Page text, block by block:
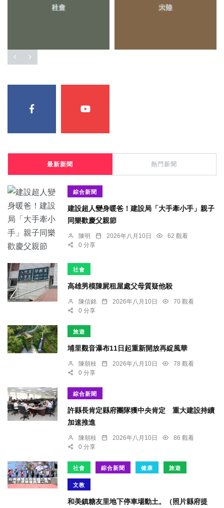
社會 大陸
最新新聞 熱門新聞
綜合新聞
建設超人變身暖爸！建設局「大手牽小手」親子
同樂歡慶父親節
陳明 2026年八月10日
62 觀看
0 分享
社會
高雄男模陳屍租屋處父母質疑他殺
陳信銘 2026年八月10日
70 觀看
0 分享
旅遊
埔里觀音瀑布11日起重新開放再綻風華
陳朝枝 2026年八月10日
78 觀看
0 分享
綜合新聞
許縣長肯定縣府團隊獲中央肯定 重大建設持續
加速推進
陳朝枝 2026年八月10日
86 觀看
0 分享
社會 綜合新聞 健康 旅遊
文教
和美鎮糖友里地下停車場動土。（照片縣府提